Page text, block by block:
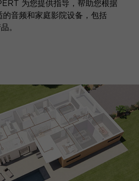
为您提供指导，帮助您根据
的音频和家庭影院设备，包括
。